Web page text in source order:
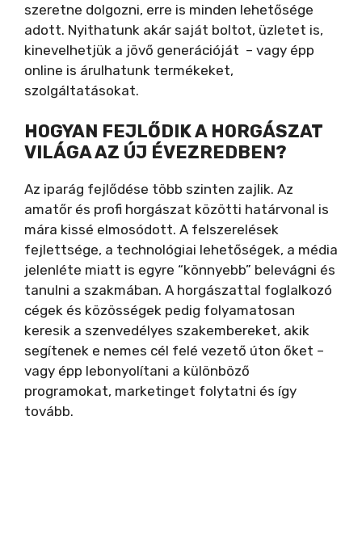
e
o
szeretne dolgozni, erre is minden lehetősége
adott. Nyithatunk akár saját boltot, üzletet is,
kinevelhetjük a jövő generációját – vagy épp
online is árulhatunk termékeket,
szolgáltatásokat.
HOGYAN FEJLŐDIK A HORGÁSZAT
VILÁGA AZ ÚJ ÉVEZREDBEN?
Az iparág fejlődése több szinten zajlik. Az
amatőr és profi horgászat közötti határvonal is
mára kissé elmosódott. A felszerelések
fejlettsége, a technológiai lehetőségek, a média
jelenléte miatt is egyre “könnyebb” belevágni és
tanulni a szakmában. A horgászattal foglalkozó
cégek és közösségek pedig folyamatosan
keresik a szenvedélyes szakembereket, akik
segítenek e nemes cél felé vezető úton őket –
vagy épp lebonyolítani a különböző
programokat, marketinget folytatni és így
tovább.